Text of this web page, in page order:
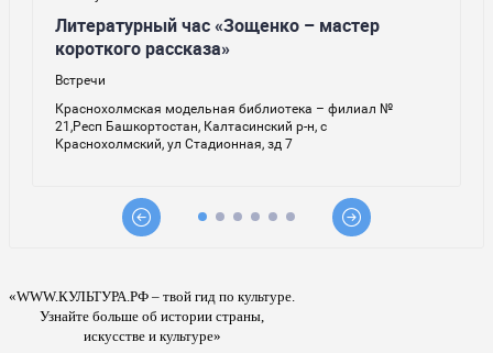
«WWW.КУЛЬТУРА.РФ – твой гид по культуре.
Узнайте больше об истории страны,
искусстве и культуре»